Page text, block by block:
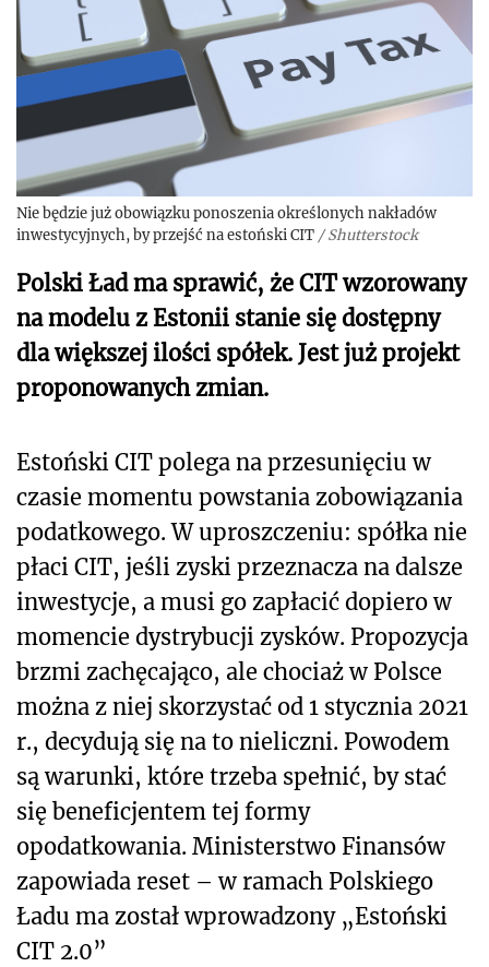
Nie będzie już obowiązku ponoszenia określonych nakładów
inwestycyjnych, by przejść na estoński CIT / Shutterstock
Polski Ład ma sprawić, że CIT wzorowany
na modelu z Estonii stanie się dostępny
dla większej ilości spółek. Jest już projekt
proponowanych zmian.
Estoński CIT polega na przesunięciu w
czasie momentu powstania zobowiązania
podatkowego. W uproszczeniu: spółka nie
płaci CIT, jeśli zyski przeznacza na dalsze
inwestycje, a musi go zapłacić dopiero w
momencie dystrybucji zysków. Propozycja
brzmi zachęcająco, ale chociaż w Polsce
można z niej skorzystać od 1 stycznia 2021
r., decydują się na to nieliczni. Powodem
są warunki, które trzeba spełnić, by stać
się beneficjentem tej formy
opodatkowania. Ministerstwo Finansów
zapowiada reset – w ramach Polskiego
Ładu ma został wprowadzony „Estoński
CIT 2.0”